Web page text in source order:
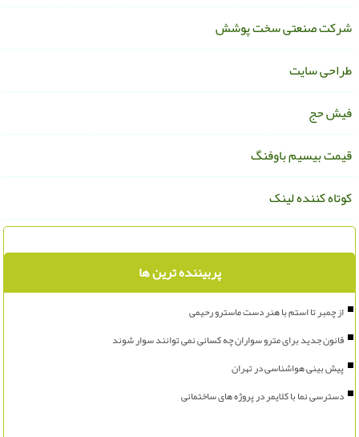
صنعتی سخت پوشش
سایت
حج
بیسیم باوفنگ
کننده لینک
پربیننده ترین ها
از چمبر تا استم با هنر دست ماسترو رحیمی
قانون جدید برای مترو سواران چه کسانی نمی توانند سوار شوند
پیش بینی هواشناسی در تهران
دسترسی نما با کلایمر در پروژه های ساختمانی